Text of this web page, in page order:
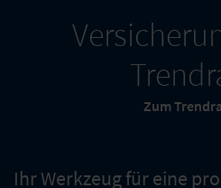
Zum
Ihr Werkzeug für eine